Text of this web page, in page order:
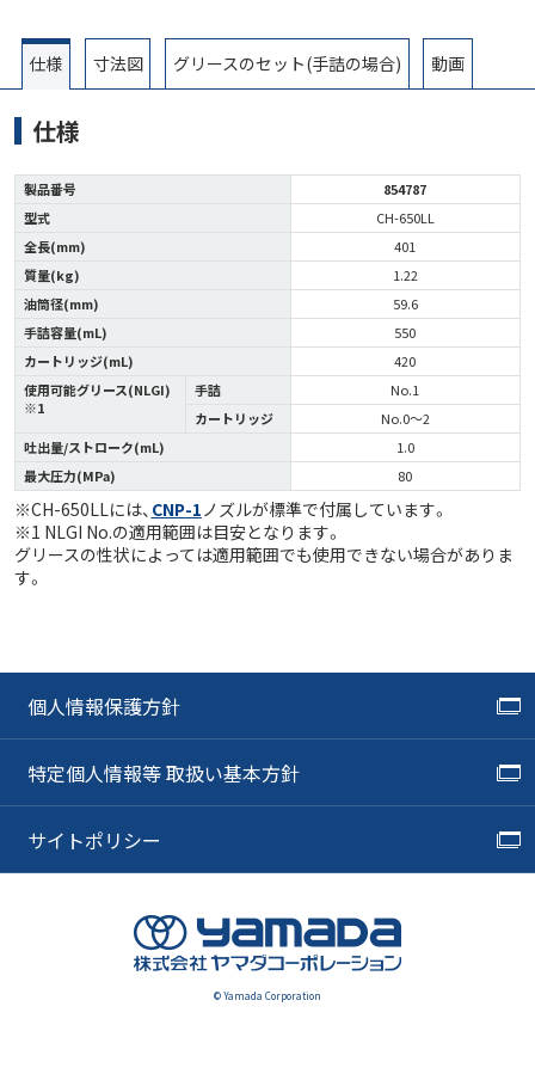
仕様 寸法図 グリースのセット(手詰の場合) 動画
仕様
製品番号
854787
型式
CH-650LL
全長(mm)
401
質量(kg)
1.22
油筒径(mm)
59.6
手詰容量(mL)
550
カートリッジ(mL)
420
使用可能グリース(NLGI)
※1
手詰
No.1
カートリッジ
No.0～2
吐出量/ストローク(mL)
1.0
最大圧力(MPa)
80
※CH-650LLには、 CNP-1ノズルが標準で付属しています。
※1 NLGI No.の適用範囲は目安となります。
グリースの性状によっては適用範囲でも使用できない場合がありま
す。
個人情報保護方針
特定個人情報等 取扱い基本方針
サイトポリシー
© Yamada Corporation